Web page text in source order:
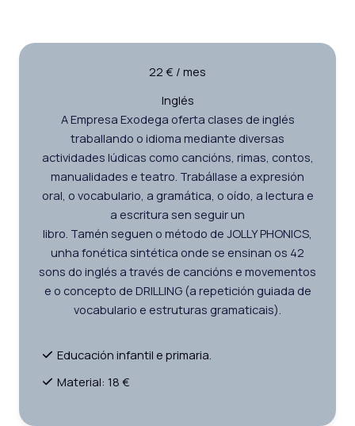
22 € / mes
Inglés
A Empresa Exodega oferta clases de inglés
traballando o idioma mediante diversas
actividades lúdicas como cancións, rimas, contos,
manualidades e teatro. Trabállase a expresión
oral, o vocabulario, a gramática, o oído, a lectura e
a escritura sen seguir un
libro. Tamén seguen o método de JOLLY PHONICS,
unha fonética sintética onde se ensinan os 42
sons do inglés a través de cancións e movementos
e o concepto de DRILLING (a repetición guiada de
vocabulario e estruturas gramaticais).
Educación infantil e primaria.
Material: 18 €